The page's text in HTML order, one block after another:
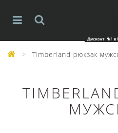
Timberland рюкзак